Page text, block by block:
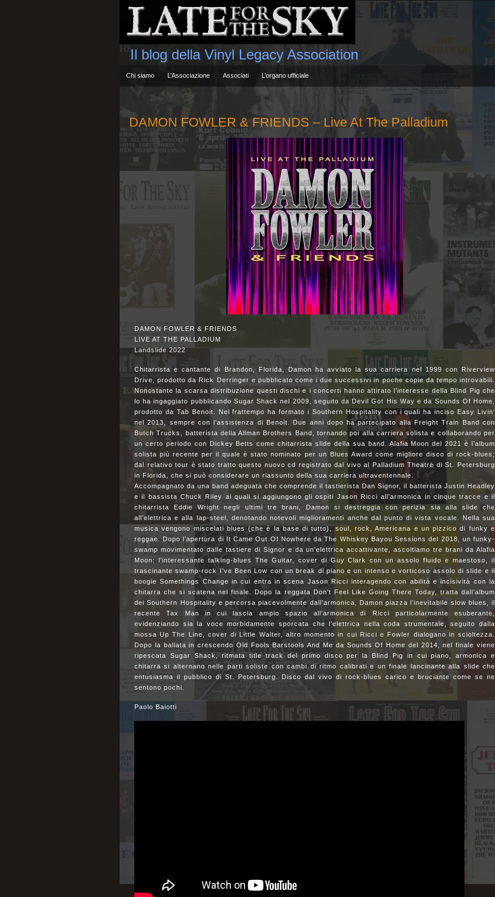
Il blog della Vinyl Legacy Association
Chi siamo L’Associazione Associati L’organo ufficiale
DAMON FOWLER & FRIENDS – Live At The Palladium
DAMON FOWLER & FRIENDS
LIVE AT THE PALLADIUM
Landslide 2022
Chitarrista e cantante di Brandon, Florida, Damon ha avviato la sua carriera nel 1999 con Riverview
Drive, prodotto da Rick Derringer e pubblicato come i due successivi in poche copie da tempo introvabili.
Nonostante la scarsa distribuzione questi dischi e i concerti hanno attirato l’interesse della Blind Pig che
lo ha ingaggiato pubblicando Sugar Shack nel 2009, seguito da Devil Got His Way e da Sounds Of Home,
prodotto da Tab Benoit. Nel frattempo ha formato i Southern Hospitality con i quali ha inciso Easy Livin’
nel 2013, sempre con l’assistenza di Benoit. Due anni dopo ha partecipato alla Freight Train Band con
Butch Trucks, batterista della Allman Brothers Band, tornando poi alla carriera solista e collaborando per
un certo periodo con Dickey Betts come chitarrista slide della sua band. Alafia Moon del 2021 è l’album
solista più recente per il quale è stato nominato per un Blues Award come migliore disco di rock-blues;
dal relativo tour è stato tratto questo nuovo cd registrato dal vivo al Palladium Theatre di St. Petersburg
in Florida, che si può considerare un riassunto della sua carriera ultraventennale.
Accompagnato da una band adeguata che comprende il tastierista Dan Signor, il batterista Justin Headley
e il bassista Chuck Riley ai quali si aggiungono gli ospiti Jason Ricci all’armonica in cinque tracce e il
chitarrista Eddie Wright negli ultimi tre brani, Damon si destreggia con perizia sia alla slide che
all’elettrica e alla lap-steel, denotando notevoli miglioramenti anche dal punto di vista vocale. Nella sua
musica vengono miscelati blues (che è la base di tutto), soul, rock, Americana e un pizzico di funky e
reggae. Dopo l’apertura di It Came Out Of Nowhere da The Whiskey Bayou Sessions del 2018, un funky-
swamp movimentato dalle tastiere di Signor e da un’elettrica accattivante, ascoltiamo tre brani da Alafia
Moon: l’interessante talking-blues The Guitar, cover di Guy Clark con un assolo fluido e maestoso, il
trascinante swamp-rock I’ve Been Low con un break di piano e un intenso e vorticoso assolo di slide e il
boogie Somethings Change in cui entra in scena Jason Ricci interagendo con abilità e incisività con la
chitarra che si scatena nel finale. Dopo la reggata Don’t Feel Like Going There Today, tratta dall’album
dei Southern Hospitality e percorsa piacevolmente dall’armonica, Damon piazza l’inevitabile slow blues, il
recente Tax Man in cui lascia ampio spazio all’armonica di Ricci particolarmente esuberante,
evidenziando sia la voce morbidamente sporcata che l’elettrica nella coda strumentale, seguito dalla
mossa Up The Line, cover di Little Walter, altro momento in cui Ricci e Fowler dialogano in scioltezza.
Dopo la ballata in crescendo Old Fools Barstools And Me da Sounds Of Home del 2014, nel finale viene
ripescata Sugar Shack, ritmata title track del primo disco per la Blind Pig in cui piano, armonica e
chitarra si alternano nelle parti soliste con cambi di ritmo calibrati e un finale lancinante alla slide che
entusiasma il pubblico di St. Petersburg. Disco dal vivo di rock-blues carico e bruciante come se ne
sentono pochi.
Paolo Baiotti